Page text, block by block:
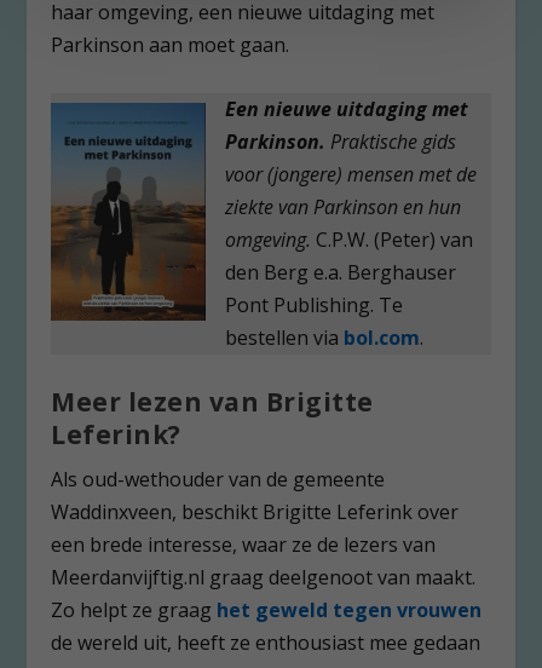
haar omgeving, een nieuwe uitdaging met
Parkinson aan moet gaan.
Een nieuwe uitdaging met
Parkinson. Praktische gids
voor (jongere) mensen met de
ziekte van Parkinson en hun
omgeving. C.P.W. (Peter) van
den Berg e.a. Berghauser
Pont Publishing. Te
bestellen via bol.com.
Meer lezen van Brigitte
Leferink?
Als oud-wethouder van de gemeente
Waddinxveen, beschikt Brigitte Leferink over
een brede interesse, waar ze de lezers van
Meerdanvijftig.nl graag deelgenoot van maakt.
Zo helpt ze graag het geweld tegen vrouwen
de wereld uit, heeft ze enthousiast mee gedaan